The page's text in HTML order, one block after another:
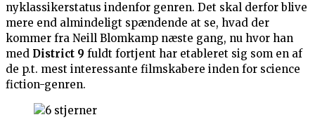
nyklassikerstatus indenfor genren. Det skal derfor blive
mere end almindeligt spændende at se, hvad der
kommer fra Neill Blomkamp næste gang, nu hvor han
med District 9 fuldt fortjent har etableret sig som en af
de p.t. mest interessante filmskabere inden for science
fiction-genren.